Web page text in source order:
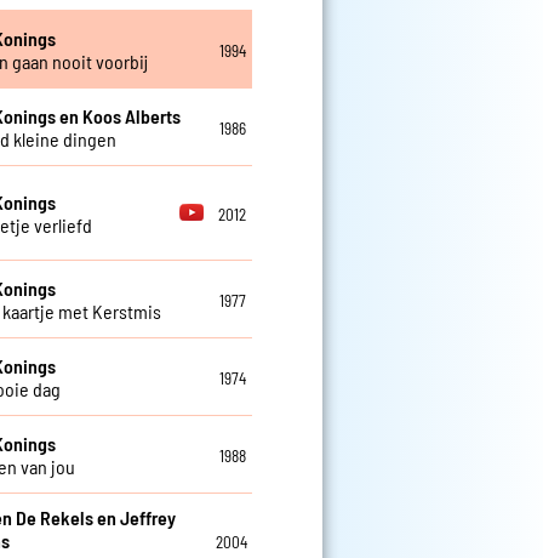
gaan nooit voorbij
1994
en Koos Alberts
kleine dingen
1986
verliefd
2012
met Kerstmis
1977
dag
1974
van jou
1988
De Rekels en Jeffrey
2004